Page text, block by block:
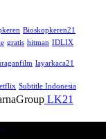
Bioskopkeren21
gratis hitman IDLIX
layarkaca21
Subtitle Indonesia
LK21